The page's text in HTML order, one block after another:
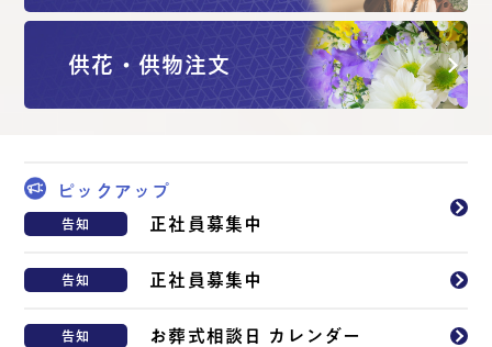
供花・供物注文
ピックアップ
告知 正社員募集中
告知 正社員募集中
告知 お葬式相談日 カレンダー